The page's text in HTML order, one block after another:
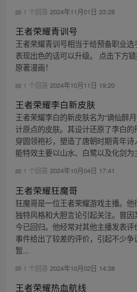
1 个回答 2024年11月01日 23:28
王者荣耀青训号
王者荣耀青训号相当于给预备职业选
表现出色的话可以升级。 点击下方链
原著漫画！
1 个回答 2024年10月11日 19:20
王者荣耀李白新皮肤
王者荣耀李白的新皮肤名为“谪仙醉
计原点的皮肤。其设计还原了李白
穿圆领袍衫，塑造了唐朝时期青年
能特效主要以山水、白鹭以及化剑为
1 个回答 2024年10月04日 17:41
王者荣耀狂魔哥
狂魔哥是一位王者荣耀游戏主播。
独特风格和大胆言论引起关注。曾
今已回归。他经常对其他主播发表
事件给出了较差的评价，引起不少
暂...
1 个回答 2024年10月02日 14:38
王者荣耀热血航线